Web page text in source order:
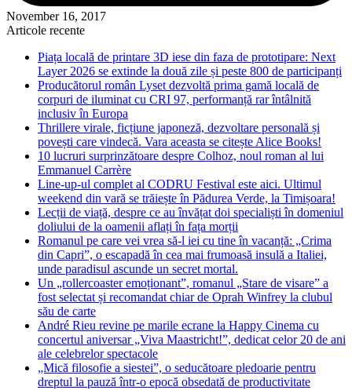
November 16, 2017
Articole recente
Piața locală de printare 3D iese din faza de prototipare: Next
Layer 2026 se extinde la două zile și peste 800 de participanți
Producătorul român Lyset dezvoltă prima gamă locală de
corpuri de iluminat cu CRI 97, performanță rar întâlnită
inclusiv în Europa
Thrillere virale, ficțiune japoneză, dezvoltare personală și
povești care vindecă. Vara aceasta se citește Alice Books!
10 lucruri surprinzătoare despre Colhoz, noul roman al lui
Emmanuel Carrère
Line-up-ul complet al CODRU Festival este aici. Ultimul
weekend din vară se trăiește în Pădurea Verde, la Timișoara!
Lecții de viață, despre ce au învățat doi specialiști în domeniul
doliului de la oamenii aflați în fața morții
Romanul pe care vei vrea să-l iei cu tine în vacanță: „Crima
din Capri”, o escapadă în cea mai frumoasă insulă a Italiei,
unde paradisul ascunde un secret mortal.
Un „rollercoaster emoționant”, romanul „Stare de visare” a
fost selectat și recomandat chiar de Oprah Winfrey la clubul
său de carte
André Rieu revine pe marile ecrane la Happy Cinema cu
concertul aniversar „Viva Maastricht!”, dedicat celor 20 de ani
ale celebrelor spectacole
„Mică filosofie a siestei”, o seducătoare pledoarie pentru
dreptul la pauză într-o epocă obsedată de productivitate